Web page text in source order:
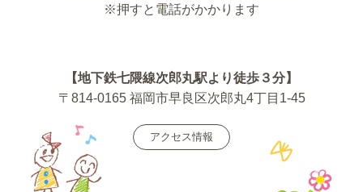
※押すと電話がかかります
【地下鉄七隈線次郎丸駅より徒歩３分】
〒814-0165 福岡市早良区次郎丸4丁目1-45
アクセス情報